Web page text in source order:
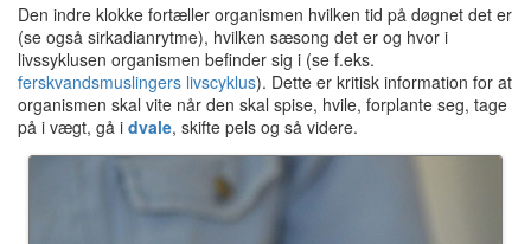
Den indre klokke fortæller organismen hvilken tid på døgnet det er
(se også sirkadianrytme), hvilken sæsong det er og hvor i
livssyklusen organismen befinder sig i (se f.eks.
ferskvandsmuslingers livscyklus). Dette er kritisk information for at
organismen skal vite når den skal spise, hvile, forplante seg, tage
på i vægt, gå i dvale, skifte pels og så videre.